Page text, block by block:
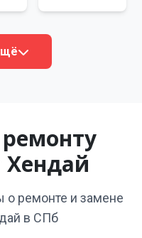
Хендай
о ремонте и замене
в СПб